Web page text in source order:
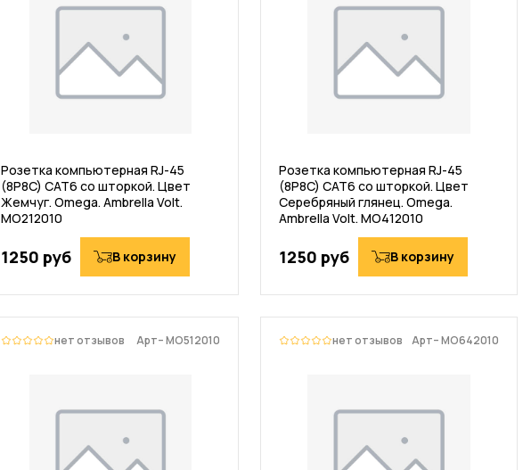
Розетка компьютерная RJ-45
(8P8C) CAT6 со шторкой. Цвет
Жемчуг. Omega. Ambrella Volt.
MO212010
1250 руб В корзину
Розетка компьютерная RJ-45
(8P8C) CAT6 со шторкой. Цвет
Серебряный глянец. Omega.
Ambrella Volt. MO412010
1250 руб В корзину
нет отзывов Арт– MO512010 нет отзывов Арт– MO642010